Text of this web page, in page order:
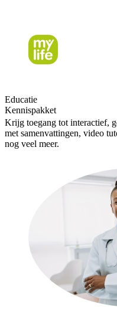
Educatie
Kennispakket
Krijg toegang tot interactief,
met samenvattingen, video
nog veel meer.